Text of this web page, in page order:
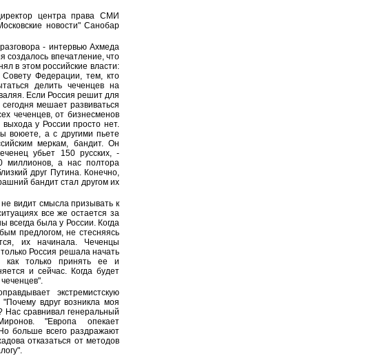
центра права СМИ
новости" Санобар
- интервью Ахмеда
создалось впечатление, что
в этом российские власти:
Федерации, тем, кто
делить чеченцев на
Если Россия решит для
мешает развиваться
чеченцев, от бизнесменов
у России просто нет.
воюете, а с другими пьете
меркам, бандит. Он
убьет 150 русских, -
миллионов, а нас полтора
друг Путина. Конечно,
бандит стал другом их
видит смысла призывать к
все же остается за
всегда была у России. Когда
предлогом, не стесняясь
их начинала. Чеченцы
Россия решала начать
как только принять ее и
и сейчас. Когда будет
экстремистскую
вдруг возникла моя
сравнивал генеральный
"Европа опекает
больше всего раздражают
отказаться от методов